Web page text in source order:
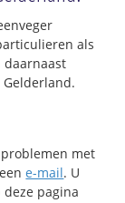
als
daarnaast
met
e-mail. U
deze pagina